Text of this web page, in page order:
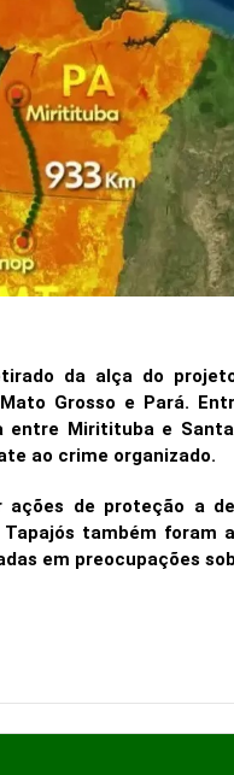
da alça do
Grosso e Pará.
entre Miritituba e
ao crime organizado.
de proteção a
também foram
em preocupações